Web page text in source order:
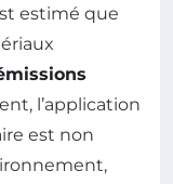
estimé que
l’application
est non